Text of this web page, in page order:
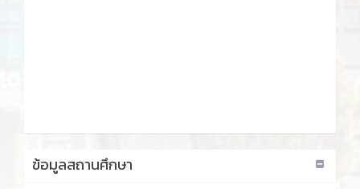
ข้อมูลสถานศึกษา